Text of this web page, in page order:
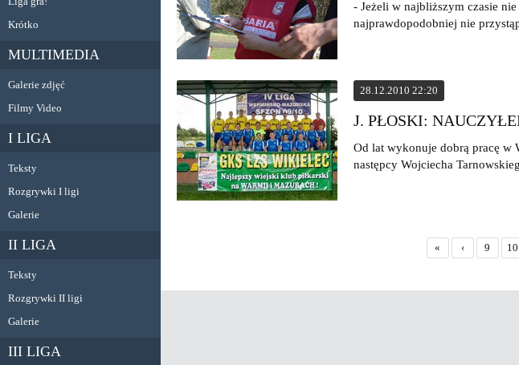
Krótko
MULTIMEDIA
Galerie zdjęć
Filmy Video
I LIGA
Teksty
Rozgrywki I ligi
Galerie
II LIGA
Teksty
Rozgrywki II ligi
Galerie
III LIGA
- Jeżeli w najbliższym czasie
najprawdopodobniej nie
28.12.2010 22:20
J. PŁOSKI:
Od lat wykonuje dobrą pracę w
następcy Wojciecha
« ‹ 9 10